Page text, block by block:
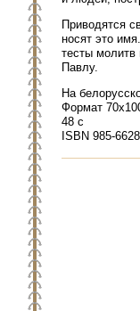
Приводятся
носят это
тесты молитв
Павлу.
На
Формат
48 с
ISBN 985-